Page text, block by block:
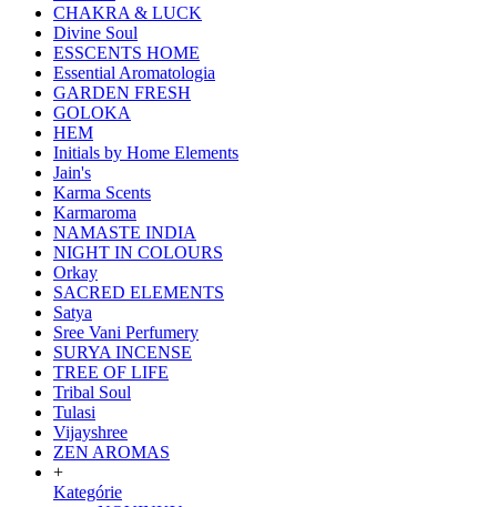
CHAKRA & LUCK
Divine Soul
ESSCENTS HOME
Essential Aromatologia
GARDEN FRESH
GOLOKA
HEM
Initials by Home Elements
Jain's
Karma Scents
Karmaroma
NAMASTE INDIA
NIGHT IN COLOURS
Orkay
SACRED ELEMENTS
Satya
Sree Vani Perfumery
SURYA INCENSE
TREE OF LIFE
Tribal Soul
Tulasi
Vijayshree
ZEN AROMAS
+
Kategórie